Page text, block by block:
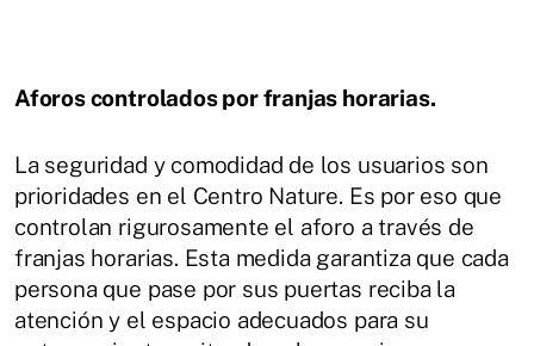
Aforos controlados por franjas horarias.
La seguridad y comodidad de los usuarios son
prioridades en el Centro Nature. Es por eso que
controlan rigurosamente el aforo a través de
franjas horarias. Esta medida garantiza que cada
persona que pase por sus puertas reciba la
atención y el espacio adecuados para su